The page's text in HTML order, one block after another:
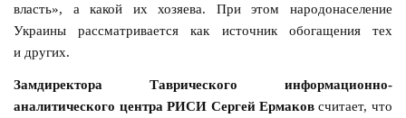
власть», а какой их хозяева. При этом народонаселение
Украины рассматривается как источник обогащения тех
и других.
Замдиректора Таврического информационно-
аналитического центра РИСИ Сергей Ермаковсчитает, что